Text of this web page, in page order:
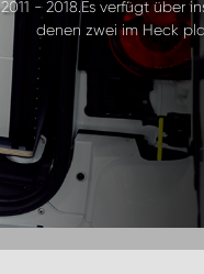
2011 - 2018.Es verfügt über
denen zwei im Heck